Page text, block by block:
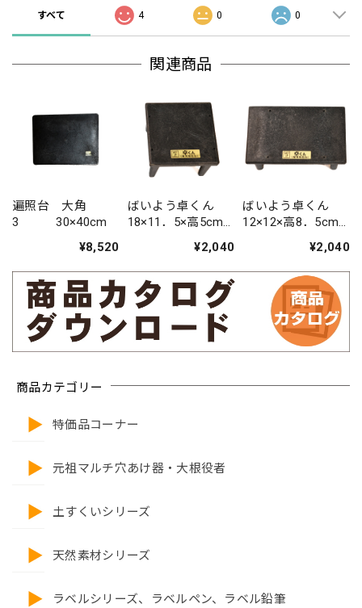
商品カテゴリー
特価品コーナー
元祖マルチ穴あけ器・大根役者
土すくいシリーズ
天然素材シリーズ
ラベルシリーズ、ラベルペン、ラベル鉛筆
すべて 4 0 0
関連商品
遍照台 大角
3 30×40cm
¥8,520
ばいよう卓くん
18×11．5×高5cm
¥2,040
ばいよう卓くん
12×12×高8．5cm
¥2,040